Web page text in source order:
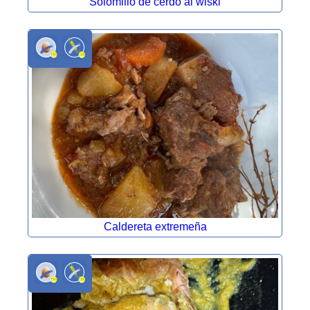
Caldereta extremeña